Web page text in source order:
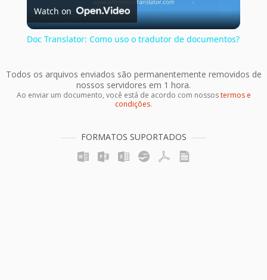
Video
Watch on
Doc Translator: Como uso o tradutor de documentos?
Todos os arquivos enviados são permanentemente removidos de
nossos servidores em 1 hora.
Ao enviar um documento, você está de acordo com nossostermos e
condições.
FORMATOS SUPORTADOS